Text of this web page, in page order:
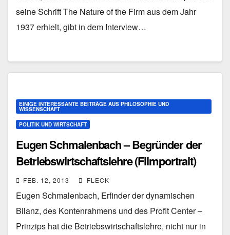
seine Schrift The Nature of the Firm aus dem Jahr
1937 erhielt, gibt in dem Interview…
EINIGE INTERESSANTE BEITRÄGE AUS PHILOSOPHIE UND
WISSENSCHAFT
POLITIK UND WIRTSCHAFT
Eugen Schmalenbach – Begründer der
Betriebswirtschaftslehre (Filmportrait)
FEB. 12, 2013 FLECK
Eugen Schmalenbach, Erfinder der dynamischen
Bilanz, des Kontenrahmens und des Profit Center –
Prinzips hat die Betriebswirtschaftslehre, nicht nur in